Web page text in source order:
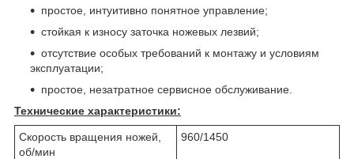
простое, интуитивно понятное управление;
стойкая к износу заточка ножевых лезвий;
отсутствие особых требований к монтажу и условиям
эксплуатации;
простое, незатратное сервисное обслуживание.
Технические характеристики:
Скорость вращения ножей,
об/мин
960/1450